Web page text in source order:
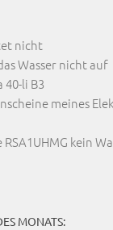
nicht
Wasser nicht auf
li B3
meines
kein
MONATS: